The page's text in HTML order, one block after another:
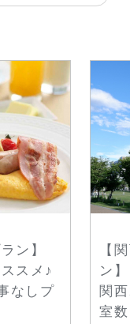
ン】
スメ♪
なしプ
【
ン】
関
室